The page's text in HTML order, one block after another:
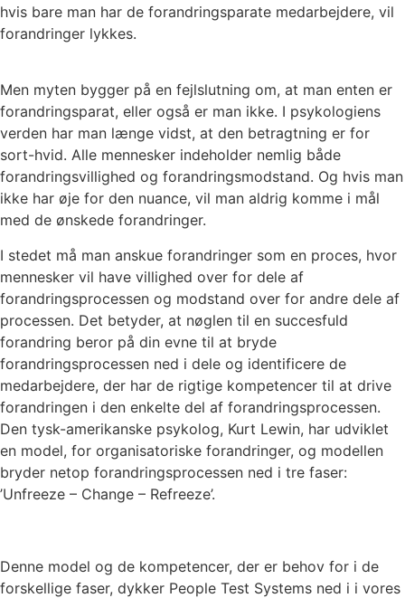
hvis bare man har de forandringsparate medarbejdere, vil
forandringer lykkes.
Men myten bygger på en fejlslutning om, at man enten er
forandringsparat, eller også er man ikke. I psykologiens
verden har man længe vidst, at den betragtning er for
sort-hvid. Alle mennesker indeholder nemlig både
forandringsvillighed og forandringsmodstand. Og hvis man
ikke har øje for den nuance, vil man aldrig komme i mål
med de ønskede forandringer.
I stedet må man anskue forandringer som en proces, hvor
mennesker vil have villighed over for dele af
forandringsprocessen og modstand over for andre dele af
processen. Det betyder, at nøglen til en succesfuld
forandring beror på din evne til at bryde
forandringsprocessen ned i dele og identificere de
medarbejdere, der har de rigtige kompetencer til at drive
forandringen i den enkelte del af forandringsprocessen.
Den tysk-amerikanske psykolog, Kurt Lewin, har udviklet
en model, for organisatoriske forandringer, og modellen
bryder netop forandringsprocessen ned i tre faser:
’Unfreeze – Change – Refreeze’.
Denne model og de kompetencer, der er behov for i de
forskellige faser, dykker People Test Systems ned i i vores